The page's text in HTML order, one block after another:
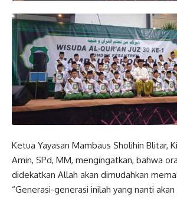
Ketua Yayasan Mambaus Sholihin Blitar,
Amin, SPd, MM, mengingatkan, bahwa
didekatkan Allah akan dimudahkan
“Generasi-generasi inilah yang nanti